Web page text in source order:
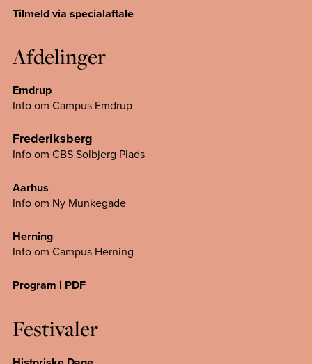
Tilmeld via specialaftale
Afdelinger
Emdrup
Info om Campus Emdrup
Frederiksberg
Info om CBS Solbjerg Plads
Aarhus
Info om Ny Munkegade
Herning
Info om Campus Herning
Program i PDF
Festivaler